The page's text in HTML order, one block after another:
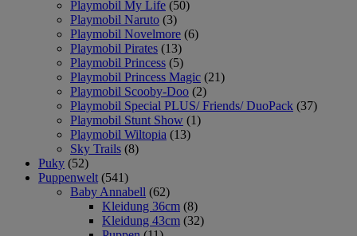
Playmobil My Life (50)
Playmobil Naruto (3)
Playmobil Novelmore (6)
Playmobil Pirates (13)
Playmobil Princess (5)
Playmobil Princess Magic (21)
Playmobil Scooby-Doo (2)
Playmobil Special PLUS/ Friends/ DuoPack (37)
Playmobil Stunt Show (1)
Playmobil Wiltopia (13)
Sky Trails (8)
Puky (52)
Puppenwelt (541)
Baby Annabell (62)
Kleidung 36cm (8)
Kleidung 43cm (32)